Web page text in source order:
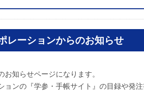
レーションからのお知らせ
お知らせページになります。
ョンの『学参・手帳サイト』の目録や発